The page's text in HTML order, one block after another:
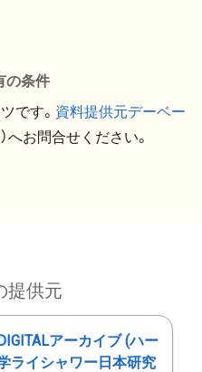
の条件
です。 資料提供元デーベー
へお問合せください。
提供元
アーカイブ (ハー
ライシャワー日本研究